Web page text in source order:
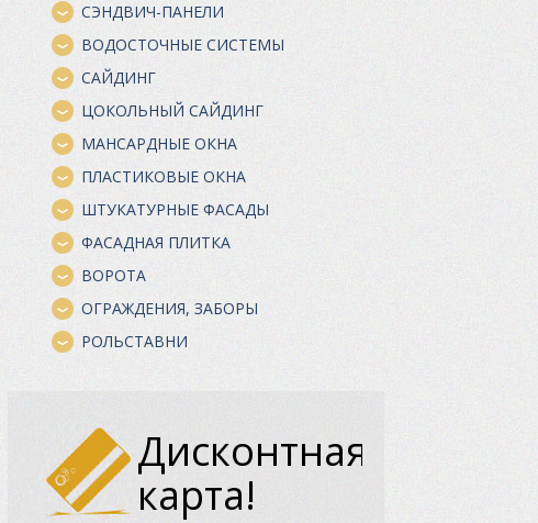
СЭНДВИЧ-ПАНЕЛИ
ВОДОСТОЧНЫЕ СИСТЕМЫ
САЙДИНГ
ЦОКОЛЬНЫЙ САЙДИНГ
МАНСАРДНЫЕ ОКНА
ПЛАСТИКОВЫЕ ОКНА
ШТУКАТУРНЫЕ ФАСАДЫ
ФАСАДНАЯ ПЛИТКА
ВОРОТА
ОГРАЖДЕНИЯ, ЗАБОРЫ
РОЛЬСТАВНИ
Дисконтная
карта!